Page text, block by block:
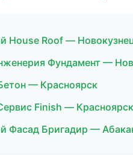
House Roof —
Фундамент —
— Красноярск
Finish — Красноярск
Фасад Бригадир —